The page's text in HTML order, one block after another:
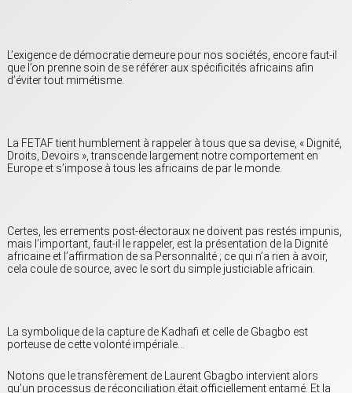
L’exigence de démocratie demeure pour nos sociétés, encore faut-il
que l’on prenne soin de se référer aux spécificités africains afin
d’éviter tout mimétisme.
La FETAF tient humblement à rappeler à tous que sa devise, « Dignité,
Droits, Devoirs », transcende largement notre comportement en
Europe et s’impose à tous les africains de par le monde.
Certes, les errements post-électoraux ne doivent pas restés impunis,
mais l’important, faut-il le rappeler, est la présentation de la Dignité
africaine et l’affirmation de sa Personnalité ; ce qui n’a rien à avoir,
cela coule de source, avec le sort du simple justiciable africain.
La symbolique de la capture de Kadhafi et celle de Gbagbo est
porteuse de cette volonté impériale…
Notons que le transfèrement de Laurent Gbagbo intervient alors
qu’un processus de réconciliation était officiellement entamé. Et la